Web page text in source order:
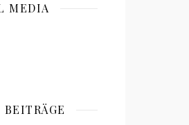
MEDIA